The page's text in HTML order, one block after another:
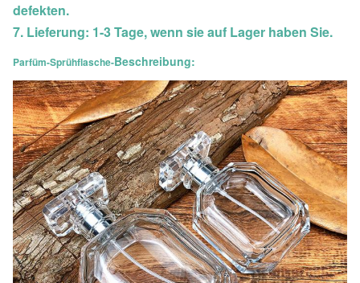
defekten.
7. Lieferung: 1-3 Tage, wenn sie auf Lager haben Sie.
Parfüm-Sprühflasche-Beschreibung: